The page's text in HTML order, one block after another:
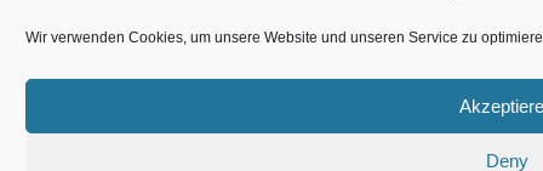
Wir verwenden Cookies, um unsere Website und unseren Service zu
Deny